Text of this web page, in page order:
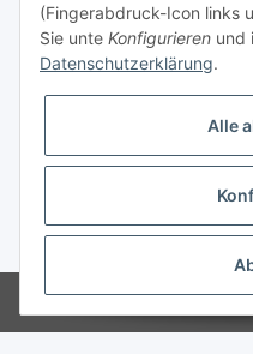
Unterstützung und
+49 (0)2933 - 983 870-0
Gesetzliche Informationen
* Alle Preise inkl. gesetzlicher USt.
(Fingerabdruck-Icon links
Sie unte Konfigurieren und
Datenschutzerklärung.
Alle